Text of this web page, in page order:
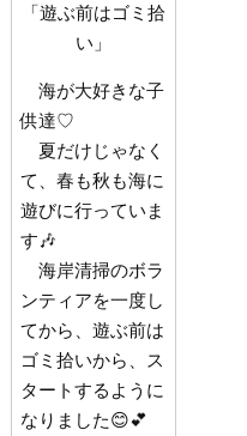
「遊ぶ前はゴミ拾
い」
海が大好きな子
供達♡
夏だけじゃなく
て、春も秋も海に
遊びに行っていま
す🎶
海岸清掃のボラ
ンティアを一度し
てから、遊ぶ前は
ゴミ拾いから、ス
タートするように
なりました😊💕